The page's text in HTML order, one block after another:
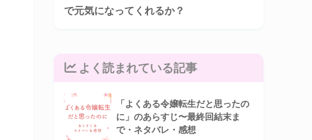
で元気になってくれるか？
よく読まれている記事
「よくある令嬢転生だと思ったの
に」のあらすじ〜最終回結末ま
で・ネタバレ・感想